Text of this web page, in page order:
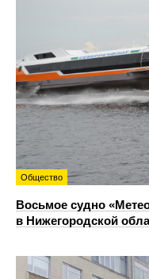
Общество
Восьмое судно
в Нижегородской